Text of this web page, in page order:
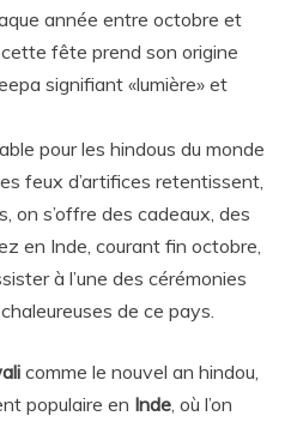
année entre octobre et
fête prend son origine
signifiant «lumière» et
pour les hindous du monde
feux d’artifices retentissent,
on s’offre des cadeaux, des
en Inde, courant fin octobre,
à l’une des cérémonies
de ce pays.
comme le nouvel an hindou,
populaire en Inde , où l’on